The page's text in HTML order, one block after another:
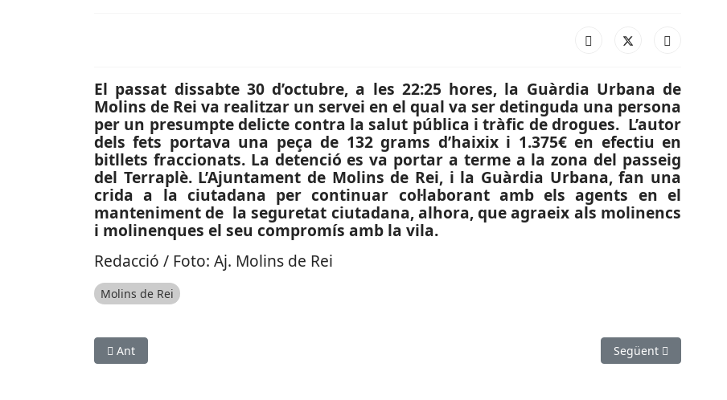
El passat dissabte 30 d’octubre, a les 22:25 hores, la Guàrdia Urbana de
Molins de Rei va realitzar un servei en el qual va ser detinguda una persona
per un presumpte delicte contra la salut pública i tràfic de drogues. L’autor
dels fets portava una peça de 132 grams d’haixix i 1.375€ en efectiu en
bitllets fraccionats. La detenció es va portar a terme a la zona del passeig
del Terraplè. L’Ajuntament de Molins de Rei, i la Guàrdia Urbana, fan una
crida a la ciutadana per continuar col·laborant amb els agents en el
manteniment de la seguretat ciutadana, alhora, que agraeix als molinencs
i molinenques el seu compromís amb la vila.
Redacció / Foto: Aj. Molins de Rei
Molins de Rei
Article anterior: ESPORTS (WATERPOLO, DIVISIÓ D’HONOR FEM.): Derrota clara del CN Sant Feliu a Terrassa
Ant Article següent:
Següent